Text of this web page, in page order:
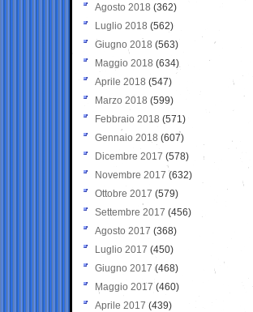
Agosto 2018 (362)
Luglio 2018 (562)
Giugno 2018 (563)
Maggio 2018 (634)
Aprile 2018 (547)
Marzo 2018 (599)
Febbraio 2018 (571)
Gennaio 2018 (607)
Dicembre 2017 (578)
Novembre 2017 (632)
Ottobre 2017 (579)
Settembre 2017 (456)
Agosto 2017 (368)
Luglio 2017 (450)
Giugno 2017 (468)
Maggio 2017 (460)
Aprile 2017 (439)